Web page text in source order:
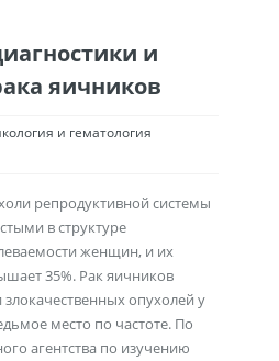
и
яичников
и гематология
репродуктивной системы
в структуре
женщин, и их
35%. Рак яичников
злокачественных опухолей у
место по частоте. По
агентства по изучению